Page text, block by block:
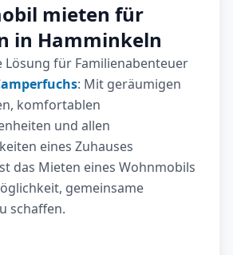
mieten für
in Hamminkeln
Lösung für Familienabenteuer
: Mit geräumigen
komfortablen
und allen
eines Zuhauses
das Mieten eines Wohnmobils
gemeinsame
schaffen.